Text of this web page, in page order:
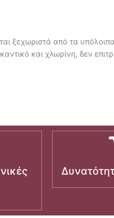
ξεχωριστά από τα
και χλωρίνη, δεν